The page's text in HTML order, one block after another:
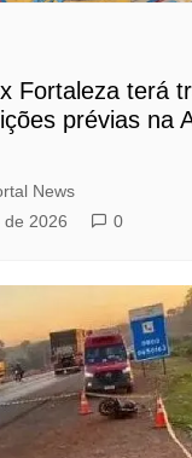
Fortaleza terá
prévias na
News
de 2026
0